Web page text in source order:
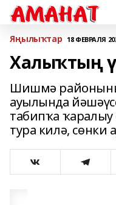
Яңылыҡтар 18 ФЕВРАЛЯ
Халыҡтың
Шишмә
ауылында
табипҡа ҡаралыу
тура килә,